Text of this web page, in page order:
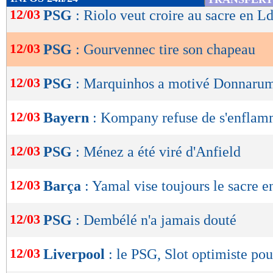
de
OK
12/03 PSG : Riolo veut croire au sacre en
12/03 PSG : Gourvennec tire son chapeau
12/03 PSG : Marquinhos a motivé
12/03 Bayern : Kompany refuse de
12/03 PSG : Ménez a été viré d'Anfield
12/03 Barça : Yamal vise toujours le sacre
12/03 PSG : Dembélé n'a jamais douté
12/03 Liverpool : le PSG, Slot optimiste